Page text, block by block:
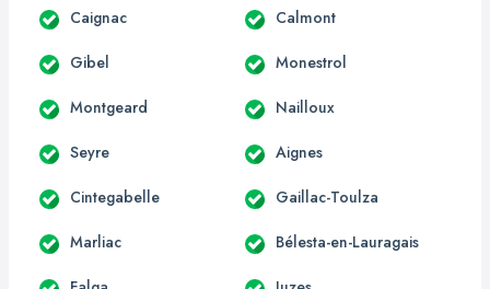
Caignac Calmont
Gibel Monestrol
Montgeard Nailloux
Seyre Aignes
Cintegabelle Gaillac-Toulza
Marliac Bélesta-en-Lauragais